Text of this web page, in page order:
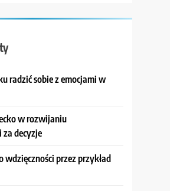
radzić sobie z emocjami w
w rozwijaniu
decyzje
wdzięczności przez przykład